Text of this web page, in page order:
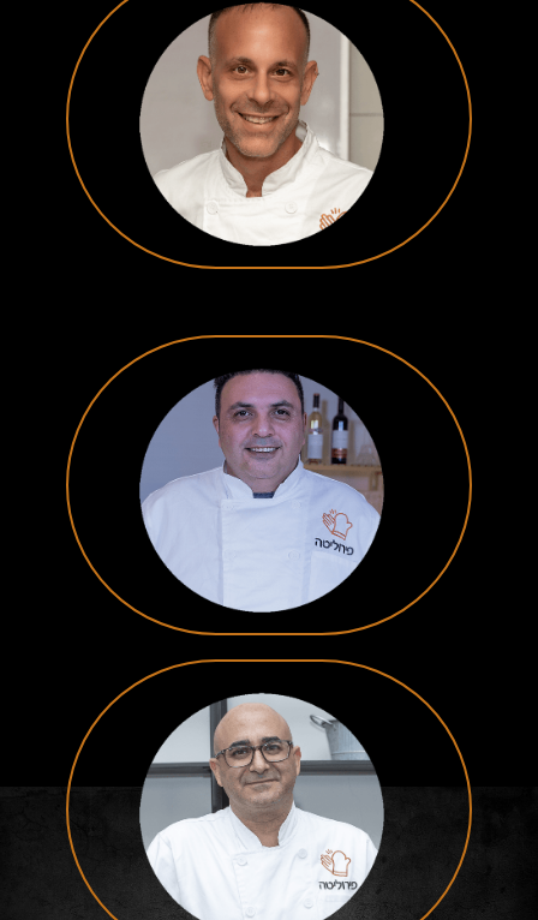
שף קונדיטור
אלון גולדמן
שוקולטייר
רונן אפללו
שף קונדיטור
ערן שוורצברד